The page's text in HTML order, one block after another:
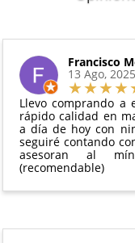
6 meses
y
Todas nuestras
vigente. Consulta
para más
pedido.
El producto
manipulado
Debe
perfectas
Francisco
13 Ago, 2025
Llevo comprando a
rápido calidad en
a día de hoy con
seguiré contando
asesoran al
(recomendable)